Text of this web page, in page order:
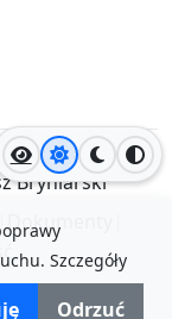
Jasny motyw
Ciemny
Bryniarski
Dokumenty
Szczegóły
Odrzuć